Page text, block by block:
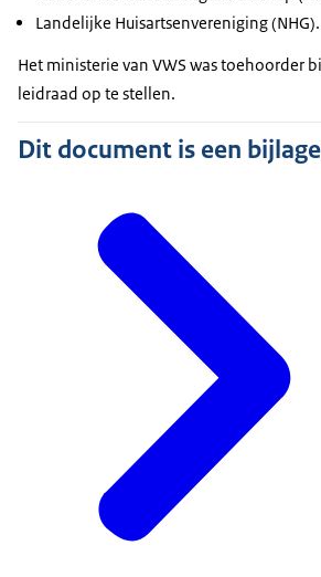
Landelijke Huisartsenvereniging (NHG).
Het ministerie van VWS was toehoorder
leidraad op te stellen.
Dit document is een